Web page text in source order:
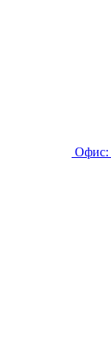
Офис: